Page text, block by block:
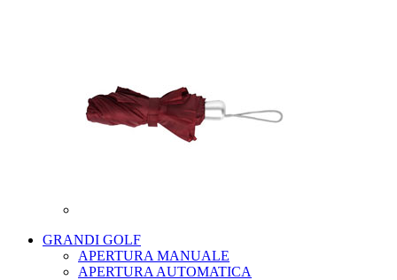
GRANDI GOLF
APERTURA MANUALE
APERTURA AUTOMATICA